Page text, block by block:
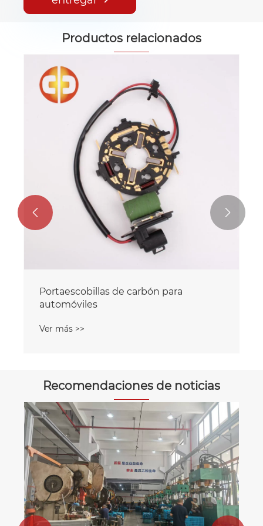
Productos relacionados
Portaescobillas de carbón para
automóviles
Ver más >>
 
Recomendaciones de noticias